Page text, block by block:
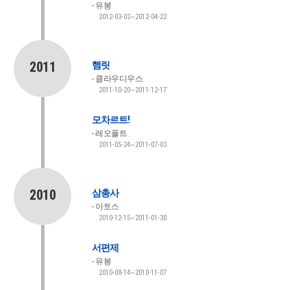
유봉
2012-03-02~2012-04-22
2011 햄릿
클라우디우스
2011-10-20~2011-12-17
모차르트!
레오폴트
2011-05-24~2011-07-03
2010 삼총사
아토스
2010-12-15~2011-01-30
서편제
유봉
2010-08-14~2010-11-07